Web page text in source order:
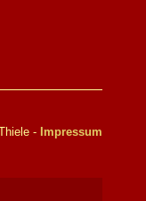
Impressum
-